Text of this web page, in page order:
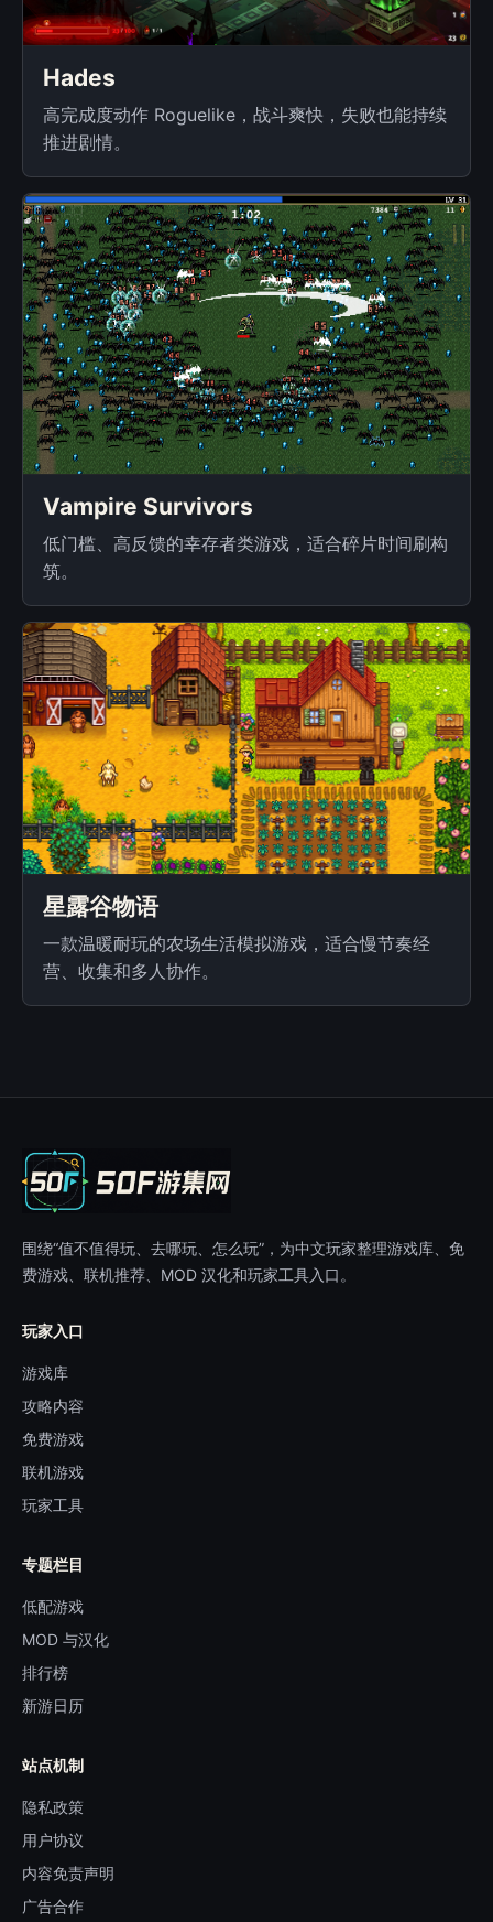
Hades
高完成度动作 Roguelike，战斗爽快，失败也能持续
推进剧情。
Vampire Survivors
低门槛、高反馈的幸存者类游戏，适合碎片时间刷构
筑。
星露谷物语
一款温暖耐玩的农场生活模拟游戏，适合慢节奏经
营、收集和多人协作。
围绕“值不值得玩、去哪玩、怎么玩”，为中文玩家整理游戏库、免
费游戏、联机推荐、MOD 汉化和玩家工具入口。
玩家入口
游戏库
攻略内容
免费游戏
联机游戏
玩家工具
专题栏目
低配游戏
MOD 与汉化
排行榜
新游日历
站点机制
隐私政策
用户协议
内容免责声明
广告合作